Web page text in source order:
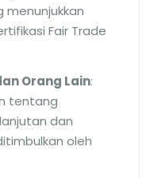
menunjukkan
Fair Trade
Orang Lain:
tentang
dan
oleh